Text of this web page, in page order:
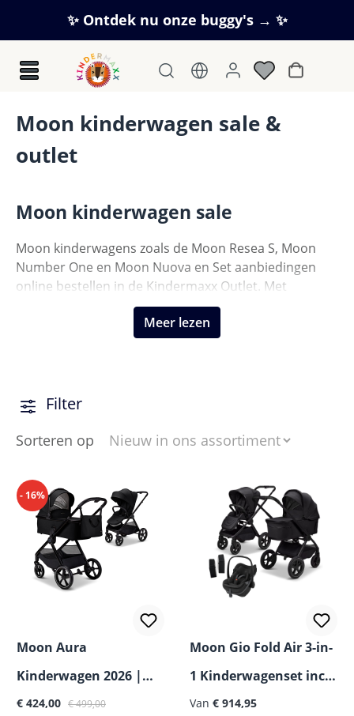
Ga naar de hoofdinhoud
✨ Ontdek nu onze buggy's → ✨
Moon kinderwagen sale &
outlet
Moon kinderwagen sale
Moon kinderwagens zoals de Moon Resea S, Moon
Number One en Moon Nuova en Set aanbiedingen
online bestellen in de Kindermaxx Outlet. Met
kortingen tot wel 35%.
Meer lezen
Filter
Sorteren op
- 16%
Moon Aura
Kinderwagen 2026 |
Tweede kans
Verkoopprijs:
€ 424,00 Normale prijs:
€ 499,00
Moon Gio Fold Air 3-in-
1 Kinderwagenset incl.
Maxi-Cosi Pebble Slide
Van € 914,95